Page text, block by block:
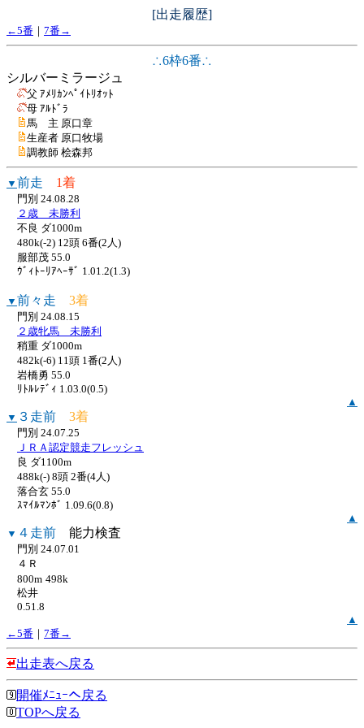
[出走履歴]
←5番 ｜ 7番→
∴6枠6番∴
シルバーミラージュ
父 ｱﾒﾘｶﾝﾍﾟｲﾄﾘｵｯﾄ
母 ｱﾙﾄﾞﾗ
馬 主 原口章
生産者 原口牧場
調教師 桧森邦
▼ 前走 1着
門別 24.08.28
２歳 未勝利
不良 ダ1000m
480k(-2) 12頭 6番(2人)
服部茂 55.0
ｳﾞｨﾄｰﾘｱﾍｰｻﾞ 1.01.2(1.3)
▼ 前々走 3着
門別 24.08.15
２歳牝馬 未勝利
稍重 ダ1000m
482k(-6) 11頭 1番(2人)
岩橋勇 55.0
ﾘﾄﾙﾚﾃﾞｨ 1.03.0(0.5)
▲
▼ ３走前 3着
門別 24.07.25
ＪＲＡ認定競走フレッシュ
良 ダ1100m
488k(-) 8頭 2番(4人)
落合玄 55.0
ｽﾏｲﾙﾏﾝﾎﾞ 1.09.6(0.8)
▲
▼ ４走前 能力検査
門別 24.07.01
４Ｒ
800m 498k
松井
0.51.8
▲
←5番 ｜ 7番→
出走表へ戻る
開催ﾒﾆｭｰへ戻る
TOPへ戻る